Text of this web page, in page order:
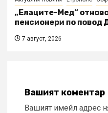
„Елаците-Мед“
пенсионери по повод
7 август, 2026
Вашият коментар
Вашият имейл адрес